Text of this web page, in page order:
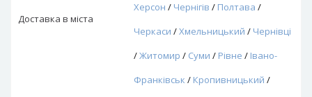
Доставка в міста
Херсон / Чернігів / Полтава /
Черкаси /Хмельницький / Чернівці
/Житомир / Суми / Рівне / Івано-
Франківськ / Кропивницький /